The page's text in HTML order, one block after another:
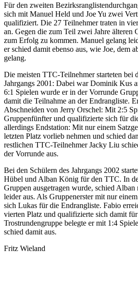
Für den zweiten
sich mit Manuel Held und Joe Yu zwei
qualifiziert. Die 27 Teilnehmer traten in
an. Gegen die zum Teil zwei Jahre älteren
zum Erfolg zu kommen. Manuel gelang
er schied damit ebenso aus, wie Joe, dem
gelang.
Die meisten TTC-Teilnehmer starteten bei
Jahrgangs 2001: Dabei war Dominik Kus
6:1 Spielen wurde er in der Vorrunde
damit die Teilnahme an der Endrangliste.
Abschneiden von Jerry Orschel: Mit 2:5
Gruppenfünfter und qualifizierte sich für
allerdings Endstation: Mit nur einem
letzten Platz vorlieb nehmen und schied
restlichen TTC-Teilnehmer Jacky Liu
der Vorrunde aus.
Bei den Schülern des Jahrgangs 2002
Hübel und Alban König für den TTC. In
Gruppen ausgetragen wurde, schied
leider aus. Als Gruppenerster mit nur
sich Lukas für die Endrangliste. Fabio
vierten Platz und qualifizierte sich damit
Trostrundengruppe belegte er mit 1:4
schied damit aus.
Fritz Wieland